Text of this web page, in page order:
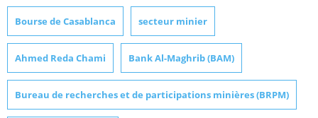
Bourse de Casablanca secteur minier
Ahmed Reda Chami Bank Al-Maghrib (BAM)
Bureau de recherches et de participations minières (BRPM)